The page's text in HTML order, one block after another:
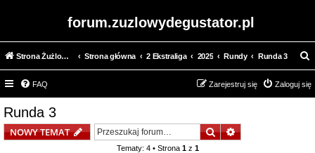
forum.zuzlowydegustator.pl
Strona Żużlowy Degustator Strona główna 2 Ekstraliga 2025 Rundy Runda 3
z
u
FAQ Zaloguj się
Zarejestruj się
Runda 3
NOWY TEMAT SzukajWyszukiwanie
Tematy: 4 • Strona 1z 1